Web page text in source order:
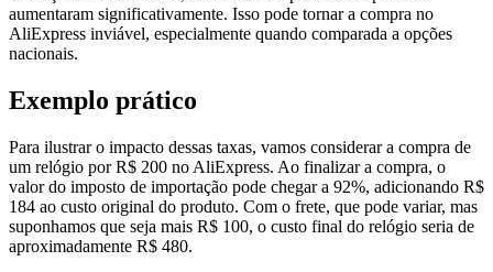
aumentaram significativamente. Isso pode tornar a compra no
AliExpress inviável, especialmente quando comparada a opções
nacionais.
Exemplo prático
Para ilustrar o impacto dessas taxas, vamos considerar a compra de
um relógio por R$ 200 no AliExpress. Ao finalizar a compra, o
valor do imposto de importação pode chegar a 92%, adicionando R$
184 ao custo original do produto. Com o frete, que pode variar, mas
suponhamos que seja mais R$ 100, o custo final do relógio seria de
aproximadamente R$ 480.